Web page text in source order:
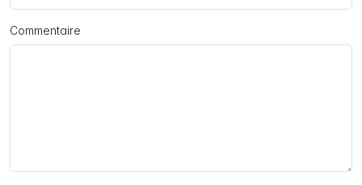
Commentaire